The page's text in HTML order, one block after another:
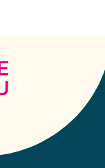
Terres
de
Montaigu